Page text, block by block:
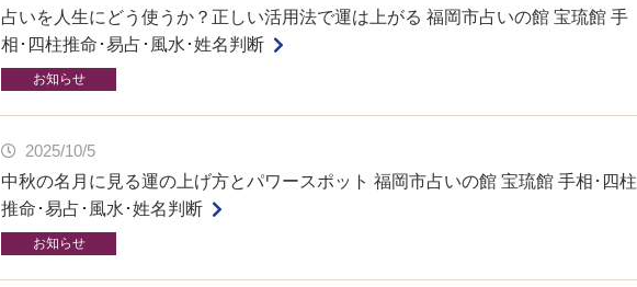
占いを人生にどう使うか？正しい活用法で運は上がる 福岡市占いの館 宝琉館 手
相･四柱推命･易占･風水･姓名判断
お知らせ
2025/10/5
中秋の名月に見る運の上げ方とパワースポット 福岡市占いの館 宝琉館 手相･四柱
推命･易占･風水･姓名判断
お知らせ